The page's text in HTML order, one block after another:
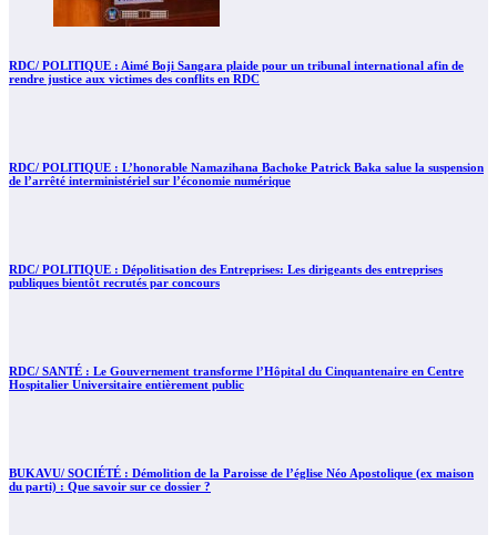
RDC/ POLITIQUE : Aimé Boji Sangara plaide pour un tribunal international afin de
rendre justice aux victimes des conflits en RDC
RDC/ POLITIQUE : L’honorable Namazihana Bachoke Patrick Baka salue la suspension
de l’arrêté interministériel sur l’économie numérique
RDC/ POLITIQUE : Dépolitisation des Entreprises: Les dirigeants des entreprises
publiques bientôt recrutés par concours
RDC/ SANTÉ : Le Gouvernement transforme l’Hôpital du Cinquantenaire en Centre
Hospitalier Universitaire entièrement public
BUKAVU/ SOCIÉTÉ : Démolition de la Paroisse de l’église Néo Apostolique (ex maison
du parti) : Que savoir sur ce dossier ?